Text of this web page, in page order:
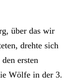
über das wir
drehte sich
ersten
Wölfe in der 3.